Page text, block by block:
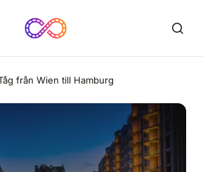
från Wien till Hamburg